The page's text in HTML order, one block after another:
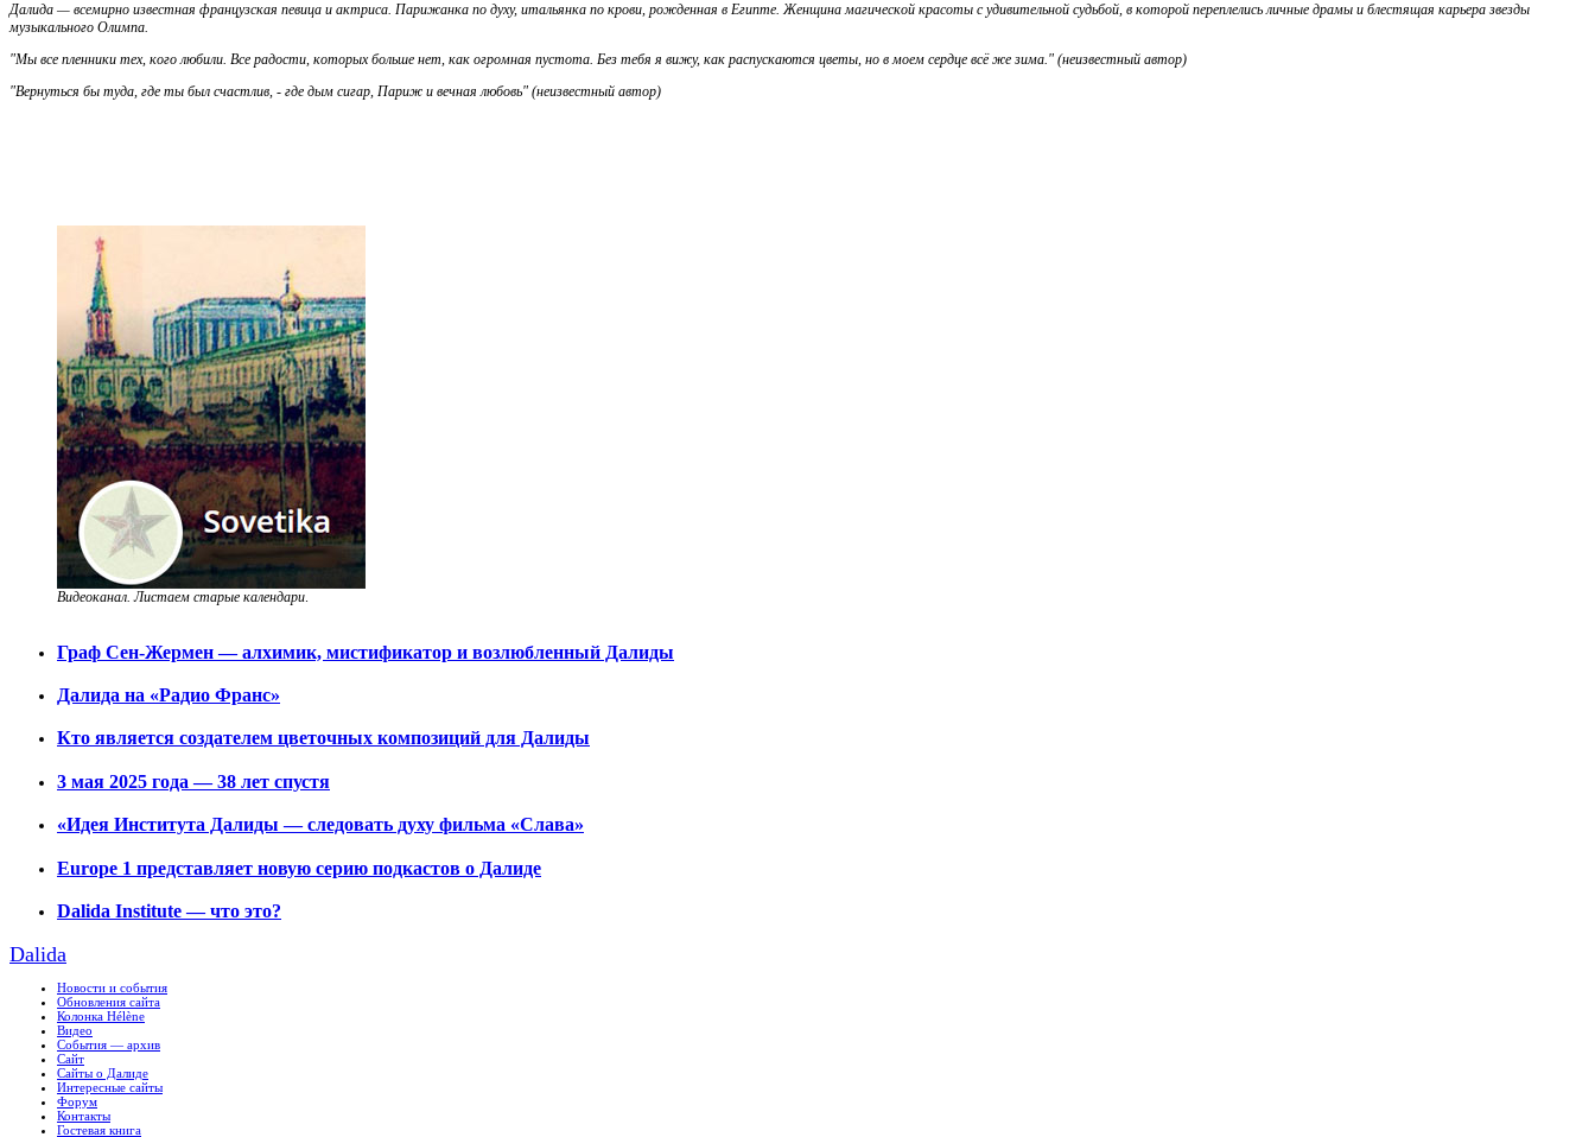
Далида — всемирно известная французская певица и актриса. Парижанка по духу, итальянка по крови, рожденная в Египте. Женщина магической красоты с удивительной судьбой, в которой переплелись личные драмы и блестящая карьера звезды
музыкального Олимпа.
"Мы все пленники тех, кого любили. Все радости, которых больше нет, как огромная пустота. Без тебя я вижу, как распускаются цветы, но в моем сердце всё же зима." (неизвестный автор)
"Вернуться бы туда, где ты был счастлив, - где дым сигар, Париж и вечная любовь" (неизвестный автор)
Видеоканал. Листаем старые календари.
Граф Сен-Жермен — алхимик, мистификатор и возлюбленный Далиды
Далида на «Радио Франс»
Кто является создателем цветочных композиций для Далиды
3 мая 2025 года — 38 лет спустя
«Идея Института Далиды — следовать духу фильма «Слава»
Europe 1 представляет новую серию подкастов о Далиде
Dalida Institute — что это?
Dalida
Новости и события
Обновления сайта
Колонка Hélène
Видео
События — архив
Сайт
Сайты о Далиде
Интересные сайты
Форум
Контакты
Гостевая книга